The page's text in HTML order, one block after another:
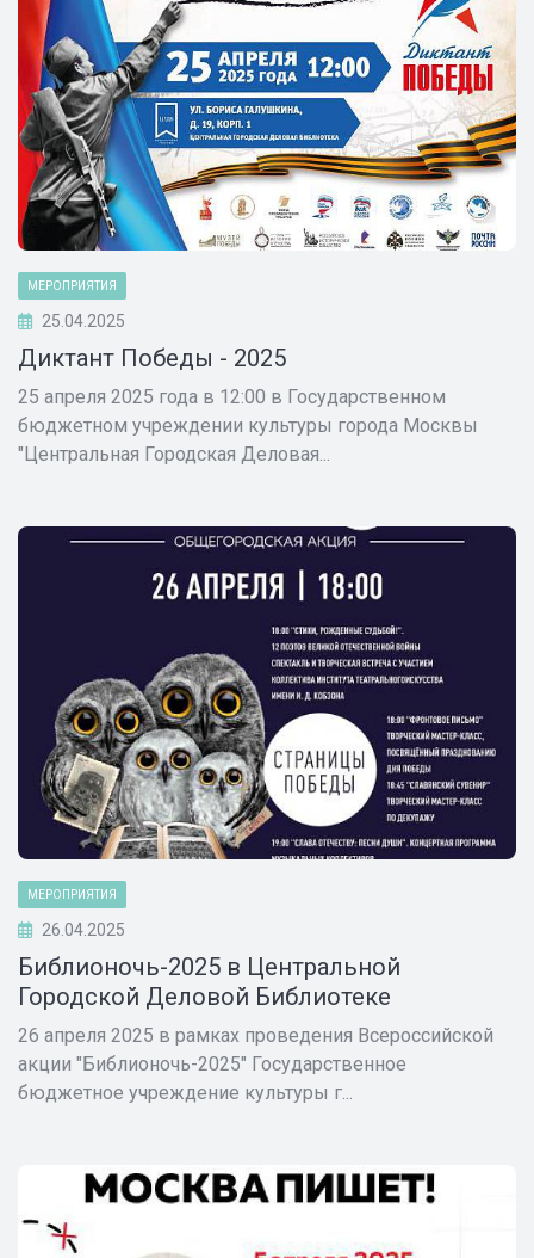
МЕРОПРИЯТИЯ
25.04.2025
Диктант Победы - 2025
25 апреля 2025 года в 12:00 в Государственном
бюджетном учреждении культуры города Москвы
"Центральная Городская Деловая...
МЕРОПРИЯТИЯ
26.04.2025
Библионочь-2025 в Центральной
Городской Деловой Библиотеке
26 апреля 2025 в рамках проведения Всероссийской
акции "Библионочь-2025" Государственное
бюджетное учреждение культуры г...